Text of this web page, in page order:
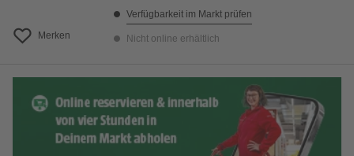
Merken
Verfügbarkeit im Markt prüfen
Nicht online erhältlich